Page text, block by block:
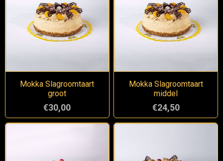
Mokka Slagroomtaart
groot
€30,00
Mokka Slagroomtaart
middel
€24,50